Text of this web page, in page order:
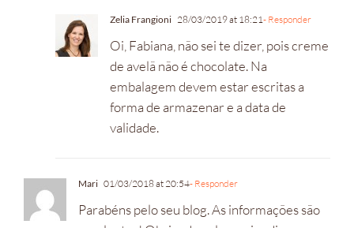
Zelia Frangioni 28/03/2019 at 18:21- Responder
Oi, Fabiana, não sei te dizer, pois creme
de avelã não é chocolate. Na
embalagem devem estar escritas a
forma de armazenar e a data de
validade.
Mari 01/03/2018 at 20:54- Responder
Parabéns pelo seu blog. As informações são